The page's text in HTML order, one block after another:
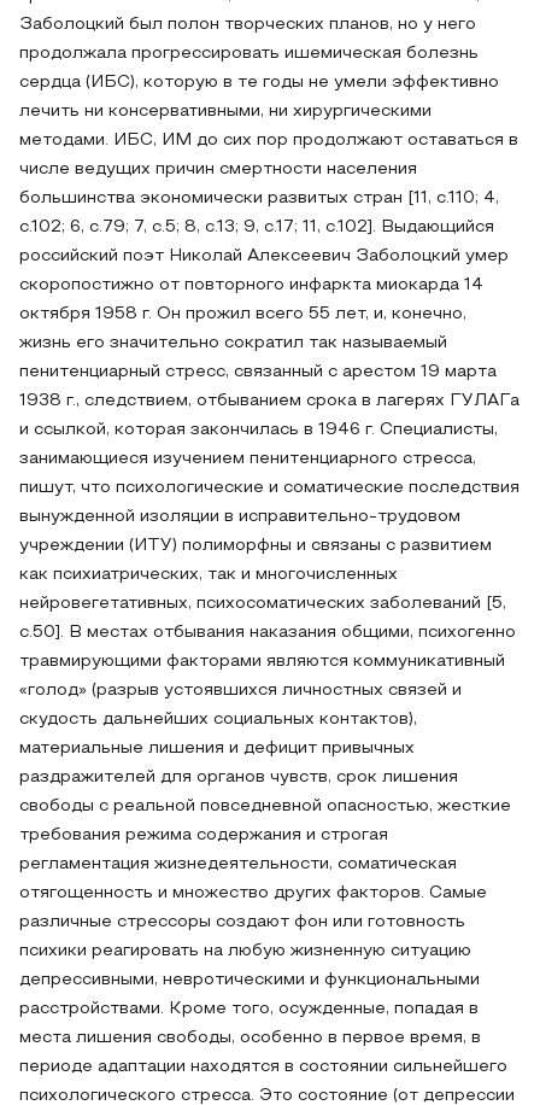
Заболоцкий был полон творческих планов, но у него
продолжала прогрессировать ишемическая болезнь
сердца (ИБС), которую в те годы не умели эффективно
лечить ни консервативными, ни хирургическими
методами. ИБС, ИМ до сих пор продолжают оставаться в
числе ведущих причин смертности населения
большинства экономически развитых стран [11, c.110; 4,
с.102; 6, с.79; 7, с.5; 8, с.13; 9, с.17; 11, с.102]. Выдающийся
российский поэт Николай Алексеевич Заболоцкий умер
скоропостижно от повторного инфаркта миокарда 14
октября 1958 г. Он прожил всего 55 лет, и, конечно,
жизнь его значительно сократил так называемый
пенитенциарный стресс, связанный с арестом 19 марта
1938 г., следствием, отбыванием срока в лагерях ГУЛАГа
и ссылкой, которая закончилась в 1946 г. Специалисты,
занимающиеся изучением пенитенциарного стресса,
пишут, что психологические и соматические последствия
вынужденной изоляции в исправительно-трудовом
учреждении (ИТУ) полиморфны и связаны с развитием
как психиатрических, так и многочисленных
нейровегетативных, психосоматических заболеваний [5,
c.50]. В местах отбывания наказания общими, психогенно
травмирующими факторами являются коммуникативный
«голод» (разрыв устоявшихся личностных связей и
скудость дальнейших социальных контактов),
материальные лишения и дефицит привычных
раздражителей для органов чувств, срок лишения
свободы с реальной повседневной опасностью, жесткие
требования режима содержания и строгая
регламентация жизнедеятельности, соматическая
отягощенность и множество других факторов. Самые
различные стрессоры создают фон или готовность
психики реагировать на любую жизненную ситуацию
депрессивными, невротическими и функциональными
расстройствами. Кроме того, осужденные, попадая в
места лишения свободы, особенно в первое время, в
периоде адаптации находятся в состоянии сильнейшего
психологического стресса. Это состояние (от депрессии